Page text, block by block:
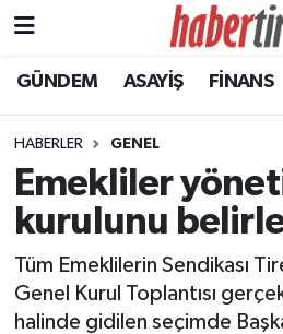
GÜNDEM ASAYİŞ FİNANS
HABERLER GENEL
Emekliler
kurulunu
Tüm Emeklilerin Sendikası
Genel Kurul Toplantısı
halinde gidilen seçimde
Tire Nöbetçi Eczaneler
Tire Hava Durumu
Tire Trafik Yoğunluk
Tüm Manşetler